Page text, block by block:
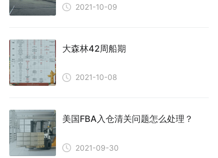
2021-10-09
大森林42周船期
2021-10-08
美国FBA入仓清关问题怎么处理？
2021-09-30